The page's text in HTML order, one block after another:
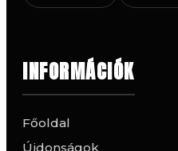
INFORMÁCIÓK
Főoldal
Újdonságok